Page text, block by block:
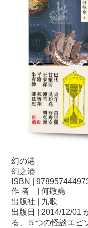
幻の港
幻之港
ISBN |
作 者 | 何敬堯
出版社 | 九歌
出版日 | 2014/12/01
る、５つの怪談エピ